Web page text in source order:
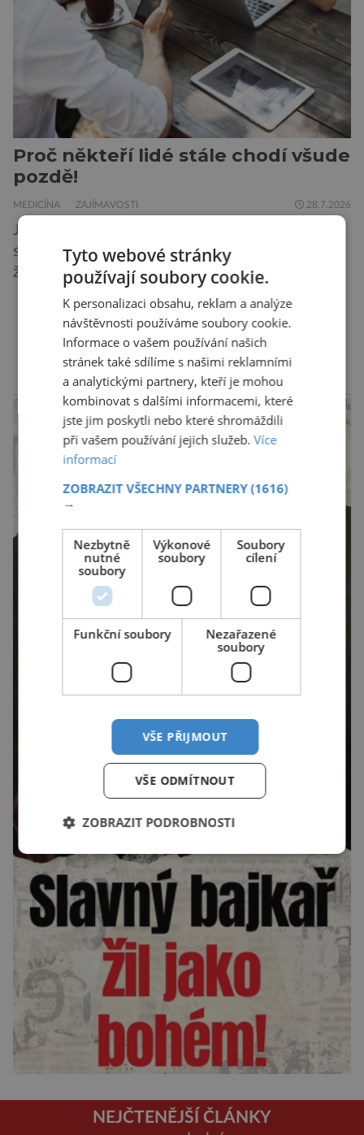
Proč někteří lidé stále chodí všude
pozdě!
MEDICÍNA ZAJÍMAVOSTI 28.7.2026
Jsou lidé, kteří ať se snaží, jak chtějí, na
schůzku nikdy nedorazí včas. A to i když vědí,
že je nedochvilnost vnímána jako bezohlednost
Nejnovější průzkumy ukazují, že za to lidé, kteří
chodí chronicky pozdě, možná úplně nemohou.
Jaké jsou nejčastější příčiny nedochvilnosti? A
dá se s ní bojovat? […]
DALŠÍ ČLÁNKY ›
reklama
NEJČTENĚJŠÍ ČLÁNKY
Tyto webové stránky
používají soubory cookie.
K personalizaci obsahu, reklam a analýze
návštěvnosti používáme soubory cookie.
Informace o vašem používání našich
stránek také sdílíme s našimi reklamními
a analytickými partnery, kteří je mohou
kombinovat s dalšími informacemi, které
jste jim poskytli nebo které shromáždili
při vašem používání jejich služeb.Více
informací
ZOBRAZIT VŠECHNY PARTNERY(1616)
→
Nezbytně
nutné
soubory
Výkonové
soubory
Soubory
cílení
Funkční soubory
Nezařazené
soubory
VŠE PŘIJMOUT
VŠE ODMÍTNOUT
ZOBRAZIT PODROBNOSTI